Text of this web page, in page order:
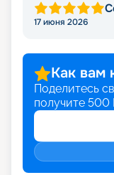
17 июня 2026
Как вам
Поделитесь
получите 500